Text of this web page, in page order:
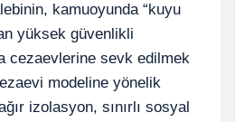
kamuoyunda “kuyu
yüksek güvenlikli
cezaevlerine sevk edilmek
modeline yönelik
izolasyon, sınırlı sosyal